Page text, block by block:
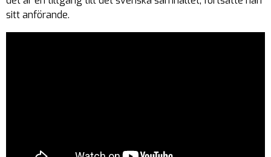
sitt anförande.